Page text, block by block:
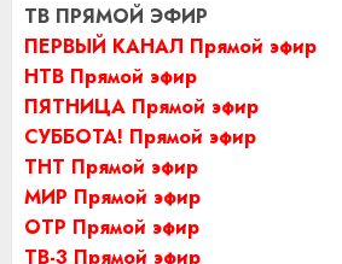
ТВ ПРЯМОЙ ЭФИР
ПЕРВЫЙ КАНАЛ Прямой эфир
НТВ Прямой эфир
ПЯТНИЦА Прямой эфир
СУББОТА! Прямой эфир
ТНТ Прямой эфир
МИР Прямой эфир
ОТР Прямой эфир
ТВ-3 Прямой эфир